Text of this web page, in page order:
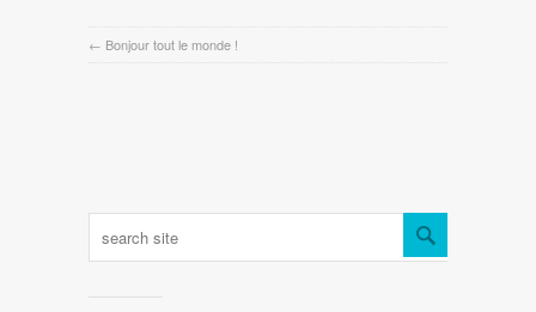
← Bonjour tout le monde !